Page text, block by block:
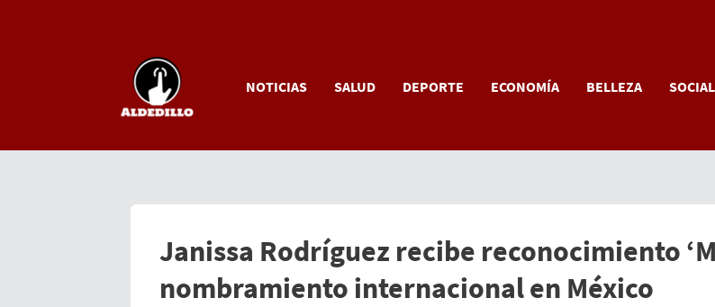
NOTICIAS SALUD DEPORTE ECONOMÍA BELLEZA
Janissa Rodríguez recibe reconocimiento
nombramiento internacional en México